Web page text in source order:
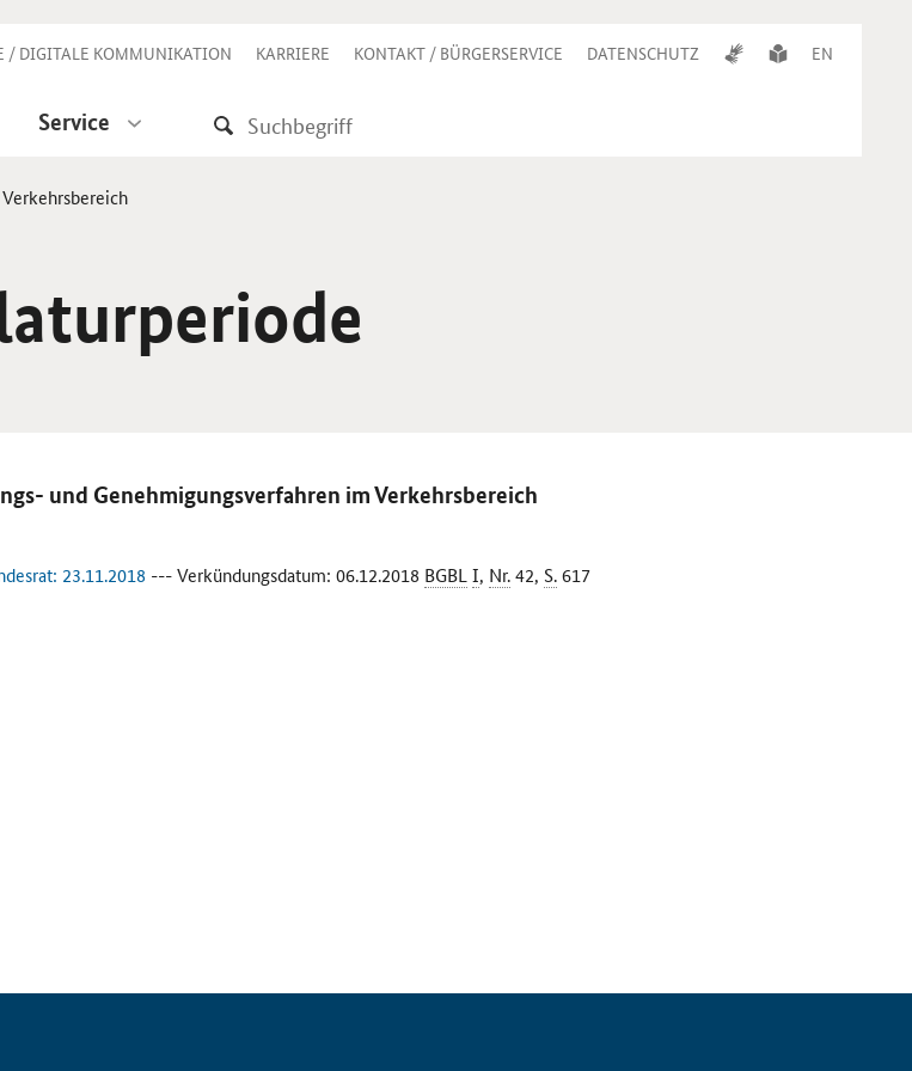
/ DIGITALE KOMMUNIKATION KARRIERE KONTAKT / BÜRGERSERVICE DATENSCHUTZ EN
Service
und Genehmigungsverfahren im Verkehrsbereich
23.11.2018 --- Verkündungsdatum: 06.12.2018 BGBLI, Nr.42, S.617